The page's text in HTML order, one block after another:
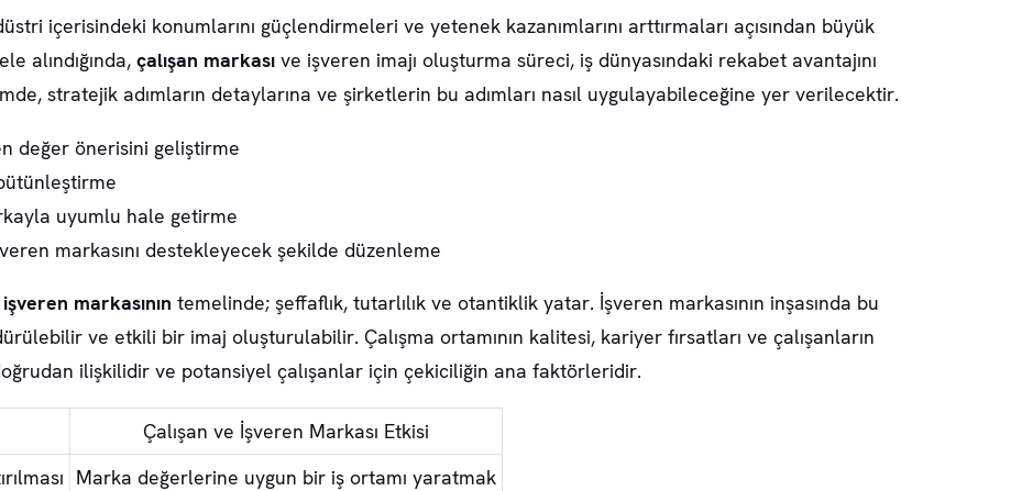
içerisindeki konumlarını güçlendirmeleri ve yetenek kazanımlarını arttırmaları açısından büyük
alındığında, çalışan markası ve işveren imajı oluşturma süreci, iş dünyasındaki rekabet avantajını
stratejik adımların detaylarına ve şirketlerin bu adımları nasıl uygulayabileceğine yer verilecektir.
değer önerisini geliştirme
uyumlu hale getirme
markasını destekleyecek şekilde düzenleme
işveren markasının temelinde; şeffaflık, tutarlılık ve otantiklik yatar. İşveren markasının inşasında bu
ve etkili bir imaj oluşturulabilir. Çalışma ortamının kalitesi, kariyer fırsatları ve çalışanların
ilişkilidir ve potansiyel çalışanlar için çekiciliğin ana faktörleridir.
Çalışan ve İşveren Markası Etkisi
Marka değerlerine uygun bir iş ortamı yaratmak